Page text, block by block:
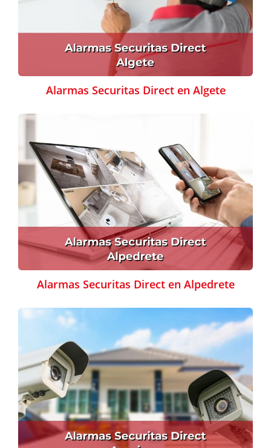
Alarmas Securitas Direct en Algete
Alarmas Securitas Direct en Alpedrete